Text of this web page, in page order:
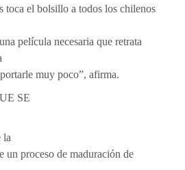
toca el bolsillo a todos los chilenos
película necesaria que retrata
muy poco”, afirma.
SE
la
un proceso de maduración de